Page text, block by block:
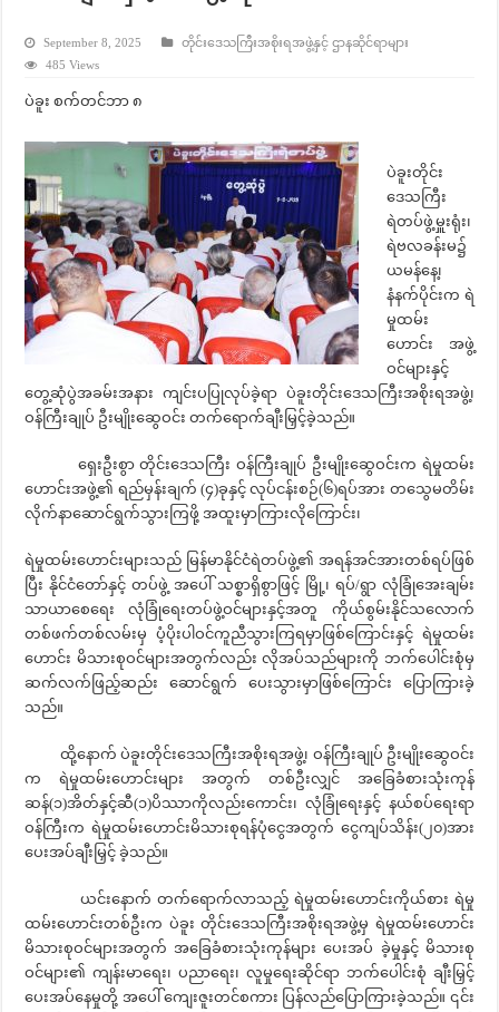
September 8, 2025
တိုင်းဒေသကြီးအစိုးရအဖွဲ့နှင့် ဌာနဆိုင်ရာများ
485 Views
ပဲခူး စက်တင်ဘာ ၈
ပဲခူးတိုင်း
ဒေသကြီး
ရဲတပ်ဖွဲ့မှူးရုံး၊
ရဲဗလခန်းမ၌
ယမန်နေ့၊
နံနက်ပိုင်းက ရဲ
မှုထမ်း
ဟောင်း အဖွဲ့
ဝင်များနှင့်
တွေ့ဆုံပွဲအခမ်းအနား ကျင်းပပြုလုပ်ခဲ့ရာ ပဲခူးတိုင်းဒေသကြီးအစိုးရအဖွဲ့၊
ဝန်ကြီးချုပ် ဦးမျိုးဆွေဝင်း တက်ရောက်ချီးမြှင့်ခဲ့သည်။
ရှေးဦးစွာ တိုင်းဒေသကြီး ဝန်ကြီးချုပ် ဦးမျိုးဆွေဝင်းက ရဲမှုထမ်း
ဟောင်းအဖွဲ့၏ ရည်မှန်းချက် (၄)ခုနှင့် လုပ်ငန်းစဉ်(၆)ရပ်အား တသွေမတိမ်း
လိုက်နာဆောင်ရွက်သွားကြဖို့ အထူးမှာကြားလိုကြောင်း၊
ရဲမှုထမ်းဟောင်းများသည် မြန်မာနိုင်ငံရဲတပ်ဖွဲ့၏ အရန်အင်အားတစ်ရပ်ဖြစ်
ပြီး နိုင်ငံတော်နှင့် တပ်ဖွဲ့ အပေါ် သစ္စာရှိစွာဖြင့် မြို့၊ ရပ်/ရွာ လုံခြုံအေးချမ်း
သာယာစေရေး လုံခြုံရေးတပ်ဖွဲ့ဝင်များနှင့်အတူ ကိုယ်စွမ်းနိုင်သလောက်
တစ်ဖက်တစ်လမ်းမှ ပံ့ပိုးပါဝင်ကူညီသွားကြရမှာဖြစ်ကြောင်းနှင့် ရဲမှုထမ်း
ဟောင်း မိသားစုဝင်များအတွက်လည်း လိုအပ်သည်များကို ဘက်ပေါင်းစုံမှ
ဆက်လက်ဖြည့်ဆည်း ဆောင်ရွက် ပေးသွားမှာဖြစ်ကြောင်း ပြောကြားခဲ့
သည်။
ထို့နောက် ပဲခူးတိုင်းဒေသကြီးအစိုးရအဖွဲ့၊ ဝန်ကြီးချုပ် ဦးမျိုးဆွေဝင်း
က ရဲမှုထမ်းဟောင်းများ အတွက် တစ်ဦးလျှင် အခြေခံစားသုံးကုန်
ဆန်(၁)အိတ်နှင့်ဆီ(၁)ပိဿာကိုလည်းကောင်း၊ လုံခြုံရေးနှင့် နယ်စပ်ရေးရာ
ဝန်ကြီးက ရဲမှုထမ်းဟောင်းမိသားစုရန်ပုံငွေအတွက် ငွေကျပ်သိန်း(၂၀)အား
ပေးအပ်ချီးမြှင့် ခဲ့သည်။
ယင်းနောက် တက်ရောက်လာသည့် ရဲမှုထမ်းဟောင်းကိုယ်စား ရဲမှု
ထမ်းဟောင်းတစ်ဦးက ပဲခူး တိုင်းဒေသကြီးအစိုးရအဖွဲ့မှ ရဲမှုထမ်းဟောင်း
မိသားစုဝင်များအတွက် အခြေခံစားသုံးကုန်များ ပေးအပ် ခဲ့မှုနှင့် မိသားစု
ဝင်များ၏ ကျန်းမာရေး၊ ပညာရေး၊ လူမှုရေးဆိုင်ရာ ဘက်ပေါင်းစုံ ချီးမြှင့်
ပေးအပ်နေမှုတို့ အပေါ် ကျေးဇူးတင်စကား ပြန်လည်ပြောကြားခဲ့သည်။ ၎င်း